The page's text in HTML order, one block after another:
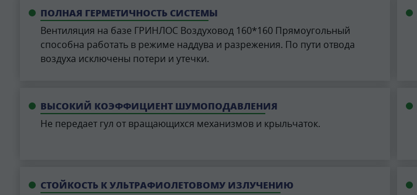
ПОЛНАЯ ГЕРМЕТИЧНОСТЬ СИСТЕМЫ
Вентиляция на базе ГРИНЛОС Воздуховод 160*160 Прямоугольный
cпособна работать в режиме наддува и разрежения. По пути отвода
воздуха исключены потери и утечки.
ВЫСОКИЙ КОЭФФИЦИЕНТ ШУМОПОДАВЛЕНИЯ
Не передает гул от вращающихся механизмов и крыльчаток.
СТОЙКОСТЬ К УЛЬТРАФИОЛЕТОВОМУ ИЗЛУЧЕНИЮ